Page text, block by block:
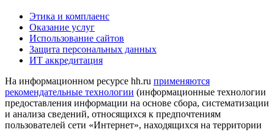
Этика и комплаенс
Оказание услуг
Использование сайтов
Защита персональных данных
ИТ аккредитация
На информационном ресурсе hh.ru применяются
рекомендательные технологии (информационные технологии
предоставления информации на основе сбора, систематизации
и анализа сведений, относящихся к предпочтениям
пользователей сети «Интернет», находящихся на территории